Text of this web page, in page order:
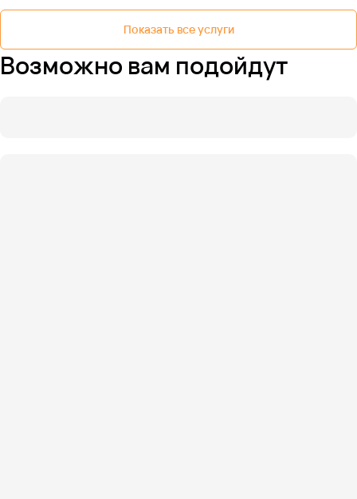
Показать все услуги
Возможно вам подойдут